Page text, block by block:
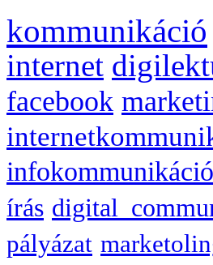
kommunikáció
internet
facebook
infokommunikáció
írás
pályázat